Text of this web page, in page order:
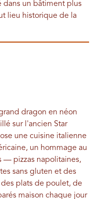
dans un bâtiment plus
lieu historique de la
dragon en néon
sur l'ancien Star
une cuisine italienne
un hommage au
— pizzas napolitaines,
sans gluten et des
plats de poulet, de
maison chaque jour